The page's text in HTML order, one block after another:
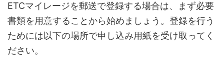
ETCマイレージを郵送で登録する場合は、まず必要
書類を用意することから始めましょう。登録を行う
ためには以下の場所で申し込み用紙を受け取ってく
ださい。